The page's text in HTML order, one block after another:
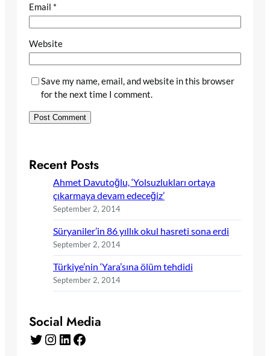
Email *
Website
Save my name, email, and website in this browser
for the next time I comment.
Recent Posts
Ahmet Davutoğlu, ‘Yolsuzlukları ortaya
çıkarmaya devam edeceğiz’
September 2, 2014
Süryaniler’in 86 yıllık okul hasreti sona erdi
September 2, 2014
Türkiye’nin ‘Yara’sına ölüm tehdidi
September 2, 2014
Social Media
Twitter Instagram LinkedIn Facebook